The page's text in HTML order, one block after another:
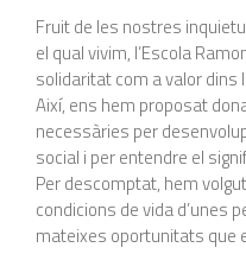
Fruit de les nostres
el qual vivim, l’Escola
solidaritat com a valor dins
Així, ens hem proposat
necessàries per
social i per entendre el
Per descomptat, hem
condicions de vida d’unes
mateixes oportunitats que